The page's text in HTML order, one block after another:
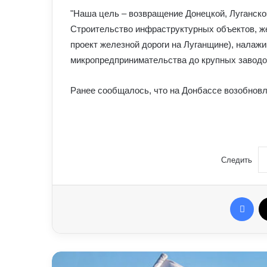
"Наша цель – возвращение Донецкой,
Строительство инфраструктурных объектов,
проект железной дороги на Луганщине),
микропредпринимательства до крупных
Ранее сообщалось, что на Донбассе
Следить